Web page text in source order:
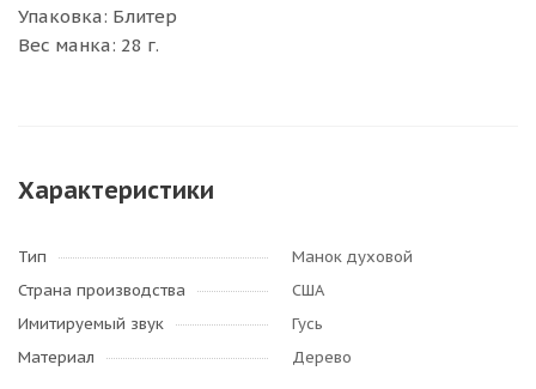
Упаковка: Блитер
Вес манка: 28 г.
Характеристики
Тип
Манок духовой
Страна производства
США
Имитируемый звук
Гусь
Материал
Дерево